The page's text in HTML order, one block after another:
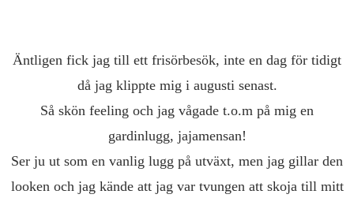
Äntligen fick jag till ett frisörbesök, inte en dag för tidigt
då jag klippte mig i augusti senast.
Så skön feeling och jag vågade t.o.m på mig en
gardinlugg, jajamensan!
Ser ju ut som en vanlig lugg på utväxt, men jag gillar den
looken och jag kände att jag var tvungen att skoja till mitt